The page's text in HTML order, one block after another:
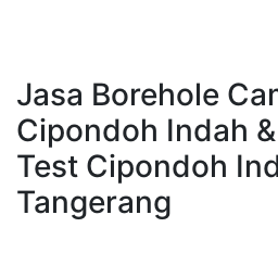
Jasa Borehole
Cipondoh Indah
Test Cipondoh
Tangerang